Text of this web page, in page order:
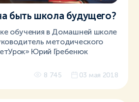
быть школа будущего?
обучения в Домашней школе
методического
Юрий Гребенюк
8 745 03 мая 2018